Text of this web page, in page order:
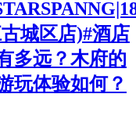
城区店)#酒店
多远？木府的
玩体验如何？